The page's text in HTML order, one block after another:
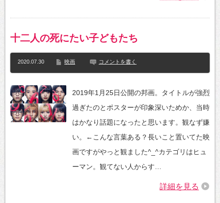
十二人の死にたい子どもたち
2020.07.30 映画 コメントを書く
2019年1月25日公開の邦画。タイトルが強烈
過ぎたのとポスターが印象深いためか、当時
はかなり話題になったと思います。観なず嫌
い。←こんな言葉ある？長いこと置いてた映
画ですがやっと観ました^_^カテゴリはヒュ
ーマン。観てない人からす…
詳細を見る